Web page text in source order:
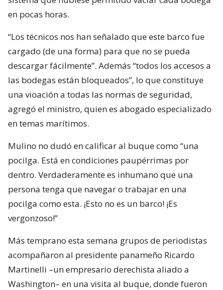
en pocas horas.
“Los técnicos nos han señalado que este barco fue
cargado (de una forma) para que no se pueda
descargar fácilmente”. Además “todos los accesos a
las bodegas están bloqueados”, lo que constituye
una vioación a todas las normas de seguridad,
agregó el ministro, quien es abogado especializado
en temas marítimos.
Mulino no dudó en calificar al buque como “una
pocilga. Está en condiciones paupérrimas por
dentro. Verdaderamente es inhumano que una
persona tenga que navegar o trabajar en una
pocilga como esta. ¡Esto no es un barco! ¡Es
vergonzoso!”
Más temprano esta semana grupos de periodistas
acompañaron al presidente panameño Ricardo
Martinelli –un empresario derechista aliado a
Washington– en una visita al buque, donde fueron